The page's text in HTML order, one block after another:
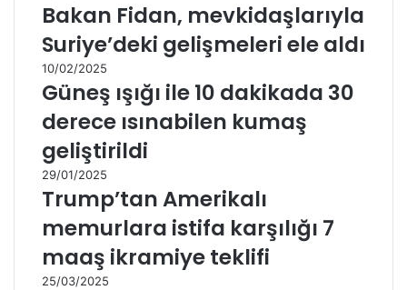
Bakan Fidan, mevkidaşlarıyla
Suriye’deki gelişmeleri ele aldı
10/02/2025
Güneş ışığı ile 10 dakikada 30
derece ısınabilen kumaş
geliştirildi
29/01/2025
Trump’tan Amerikalı
memurlara istifa karşılığı 7
maaş ikramiye teklifi
25/03/2025